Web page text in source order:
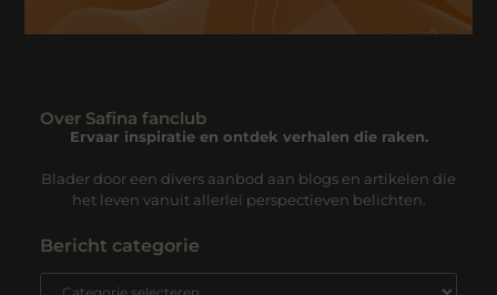
Over Safina fanclub
Ervaar inspiratie en ontdek verhalen die raken.
Blader door een divers aanbod aan blogs en artikelen die
het leven vanuit allerlei perspectieven belichten.
Bericht categorie